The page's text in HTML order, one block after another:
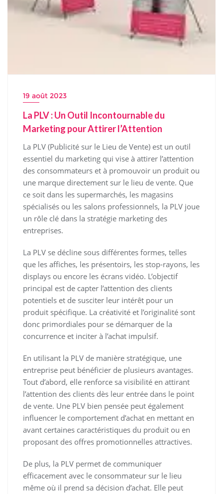
19 août 2023
La PLV : Un Outil Incontournable du
Marketing pour Attirer l’Attention
La PLV (Publicité sur le Lieu de Vente) est un outil
essentiel du marketing qui vise à attirer l’attention
des consommateurs et à promouvoir un produit ou
une marque directement sur le lieu de vente. Que
ce soit dans les supermarchés, les magasins
spécialisés ou les salons professionnels, la PLV joue
un rôle clé dans la stratégie marketing des
entreprises.
La PLV se décline sous différentes formes, telles
que les affiches, les présentoirs, les stop-rayons, les
displays ou encore les écrans vidéo. L’objectif
principal est de capter l’attention des clients
potentiels et de susciter leur intérêt pour un
produit spécifique. La créativité et l’originalité sont
donc primordiales pour se démarquer de la
concurrence et inciter à l’achat impulsif.
En utilisant la PLV de manière stratégique, une
entreprise peut bénéficier de plusieurs avantages.
Tout d’abord, elle renforce sa visibilité en attirant
l’attention des clients dès leur entrée dans le point
de vente. Une PLV bien pensée peut également
influencer le comportement d’achat en mettant en
avant certaines caractéristiques du produit ou en
proposant des offres promotionnelles attractives.
De plus, la PLV permet de communiquer
efficacement avec le consommateur sur le lieu
même où il prend sa décision d’achat. Elle peut